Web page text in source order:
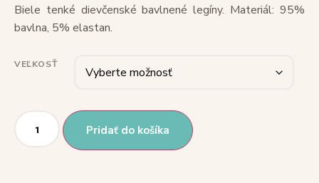
Biele tenké dievčenské bavlnené legíny. Materiál: 95%
bavlna, 5% elastan.
VEĽKOSŤ
Pridať do košíka